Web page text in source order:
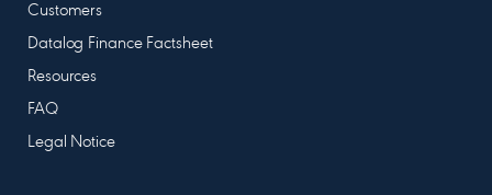
Customers
Datalog Finance Factsheet
Resources
FAQ
Legal Notice